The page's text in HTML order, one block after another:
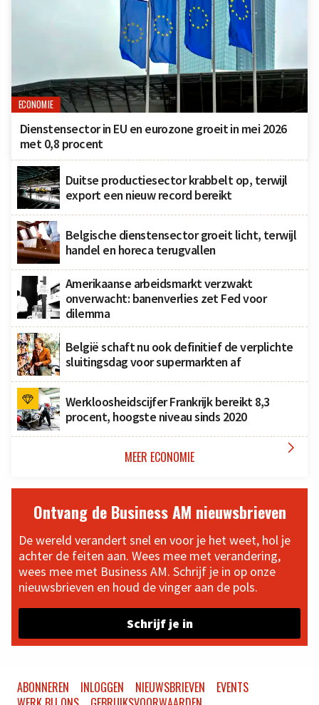
ECONOMIE
Dienstensector in EU en eurozone groeit in mei 2026
met 0,8 procent
Duitse productiesector krabbelt op, terwijl
export een nieuw record bereikt
Belgische dienstensector groeit licht, terwijl
handel en horeca terugvallen
Amerikaanse arbeidsmarkt verzwakt
onverwacht: banenverlies zet Fed voor
dilemma
België schaft nu ook definitief de verplichte
sluitingsdag voor supermarkten af
Werkloosheidscijfer Frankrijk bereikt 8,3
procent, hoogste niveau sinds 2020
MEER ECONOMIE 
Ontvang de Business AM nieuwsbrieven
De wereld verandert snel en voor je het weet, hol je
achter de feiten aan. Wees mee met verandering,
wees mee met Business AM. Schrijf je in op onze
nieuwsbrieven en houd de vinger aan de pols.
Schrijf je in
ABONNEREN INLOGGEN NIEUWSBRIEVEN
EVENTS